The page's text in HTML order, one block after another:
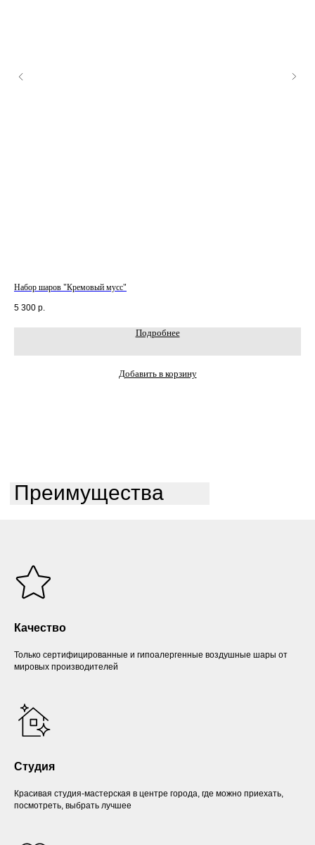
Набор шаров "Кремовый мусс"
5 300 р.
Подробнее
Добавить в корзину
Преимущества
Качество
Только сертифицированные и гипоалергенные воздушные шары от
мировых производителей
Студия
Красивая студия-мастерская в центре города, где можно приехать,
посмотреть, выбрать лучшее